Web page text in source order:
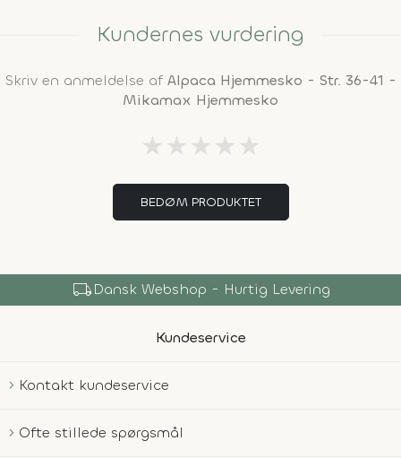
Kundernes vurdering
Skriv en anmeldelse af Alpaca Hjemmesko - Str. 36-41 -
Mikamax Hjemmesko
★ ★ ★ ★ ★
BEDØM PRODUKTET
local_shippingDansk Webshop - Hurtig Levering
Kundeservice
Kontakt kundeservice
Ofte stillede spørgsmål